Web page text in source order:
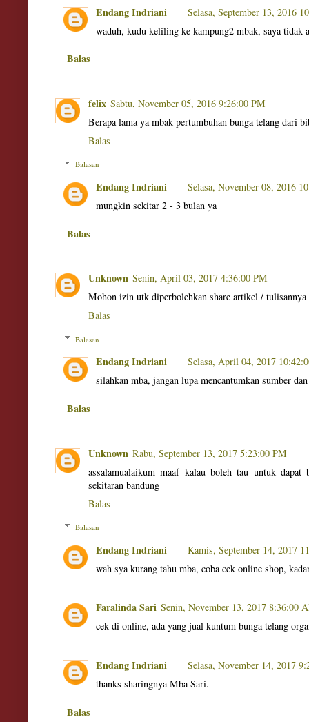
Endang Indriani
Selasa, September 13, 2016
waduh, kudu keliling ke kampung2 mbak, saya tidak
Balas
felix Sabtu, November 05, 2016 9:26:00 PM
Berapa lama ya mbak pertumbuhan bunga telang dari
Balas
Balasan
Endang Indriani
Selasa, November 08, 2016
mungkin sekitar 2 - 3 bulan ya
Balas
Unknown Senin, April 03, 2017 4:36:00 PM
Mohon izin utk diperbolehkan share artikel /
Balas
Balasan
Endang Indriani
Selasa, April 04, 2017
silahkan mba, jangan lupa mencantumkan sumber
Balas
Unknown Rabu, September 13, 2017 5:23:00 PM
assalamualaikum maaf kalau boleh tau untuk
sekitaran bandung
Balas
Balasan
Endang Indriani
Kamis, September 14, 2017
wah sya kurang tahu mba, coba cek online shop,
Faralinda Sari Senin, November 13, 2017 8:36:00
cek di online, ada yang jual kuntum bunga telang
Endang Indriani
Selasa, November 14, 2017
thanks sharingnya Mba Sari.
Balas